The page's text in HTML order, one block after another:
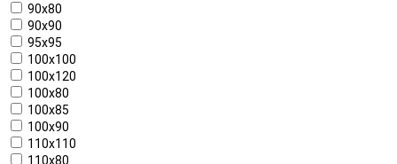
90x80
90x90
95x95
100x100
100x120
100x80
100x85
100x90
110x110
110x80